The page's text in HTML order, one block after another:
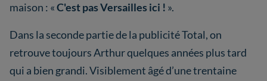
maison : «C'est pas Versailles ici ! ».
Dans la seconde partie de la publicité Total, on
retrouve toujours Arthur quelques années plus tard
qui a bien grandi. Visiblement âgé d’une trentaine